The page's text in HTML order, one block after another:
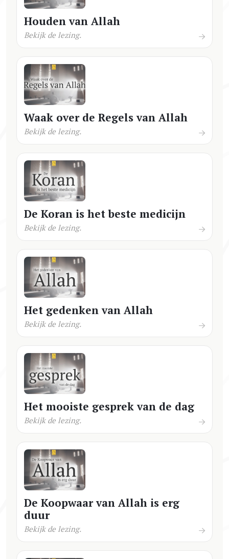
Houden van Allah
Bekijk de lezing.
Waak over de Regels van Allah
Bekijk de lezing.
De Koran is het beste medicijn
Bekijk de lezing.
Het gedenken van Allah
Bekijk de lezing.
Het mooiste gesprek van de dag
Bekijk de lezing.
De Koopwaar van Allah is erg
duur
Bekijk de lezing.